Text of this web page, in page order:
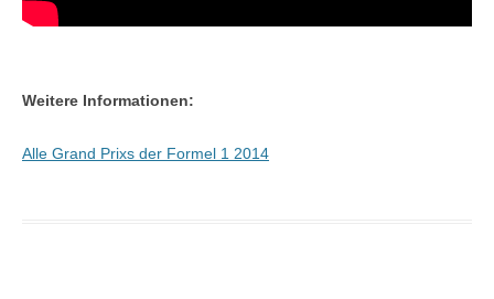
Weitere Informationen:
Alle Grand Prixs der Formel 1 2014